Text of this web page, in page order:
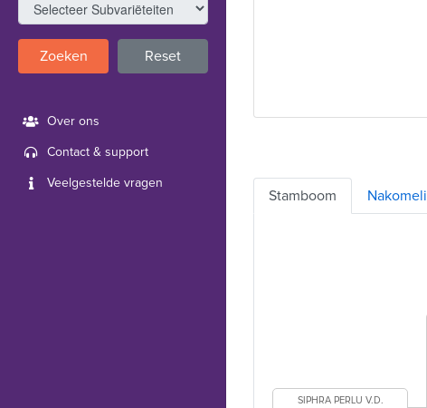
Zoeken Reset
Over ons
Contact & support
Veelgestelde vragen
Stamboom
SIPHRA PERLU V.D.